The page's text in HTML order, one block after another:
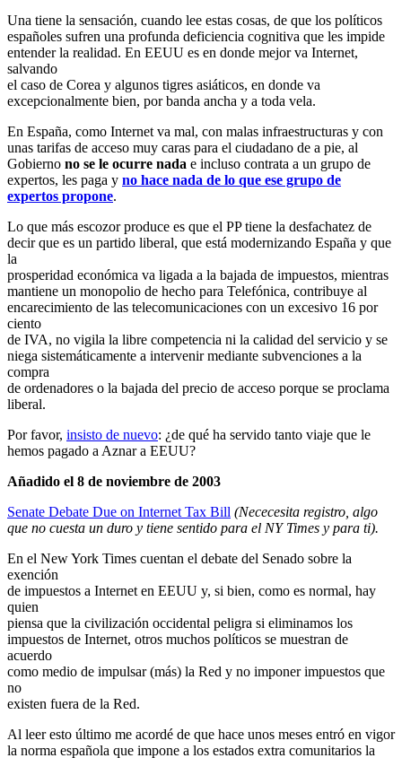
Una tiene la sensación, cuando lee estas cosas, de que los políticos
españoles sufren una profunda deficiencia cognitiva que les impide
entender la realidad. En EEUU es en donde mejor va Internet,
salvando
el caso de Corea y algunos tigres asiáticos, en donde va
excepcionalmente bien, por banda ancha y a toda vela.
En España, como Internet va mal, con malas infraestructuras y con
unas tarifas de acceso muy caras para el ciudadano de a pie, al
Gobierno no se le ocurre nada e incluso contrata a un grupo de
expertos, les paga y no hace nada de lo que ese grupo de
expertos propone.
Lo que más escozor produce es que el PP tiene la desfachatez de
decir que es un partido liberal, que está modernizando España y que
la
prosperidad económica va ligada a la bajada de impuestos, mientras
mantiene un monopolio de hecho para Telefónica, contribuye al
encarecimiento de las telecomunicaciones con un excesivo 16 por
ciento
de IVA, no vigila la libre competencia ni la calidad del servicio y se
niega sistemáticamente a intervenir mediante subvenciones a la
compra
de ordenadores o la bajada del precio de acceso porque se proclama
liberal.
Por favor, insisto de nuevo: ¿de qué ha servido tanto viaje que le
hemos pagado a Aznar a EEUU?
Añadido el 8 de noviembre de 2003
Senate Debate Due on Internet Tax Bill (Nececesita registro, algo
que no cuesta un duro y tiene sentido para el NY Times y para ti).
En el New York Times cuentan el debate del Senado sobre la
exención
de impuestos a Internet en EEUU y, si bien, como es normal, hay
quien
piensa que la civilización occidental peligra si eliminamos los
impuestos de Internet, otros muchos políticos se muestran de
acuerdo
como medio de impulsar (más) la Red y no imponer impuestos que
no
existen fuera de la Red.
Al leer esto último me acordé de que hace unos meses entró en vigor
la norma española que impone a los estados extra comunitarios la